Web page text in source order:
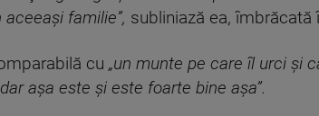
familie”, subliniază ea, îmbrăcată
cu „un munte pe care îl urci şi
aşa este şi este foarte bine aşa”.